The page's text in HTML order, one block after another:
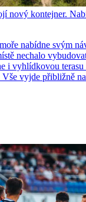
nový kontejner.
nabídne svým
nechalo
i vyhlídkovou
Vše vyjde přibližně